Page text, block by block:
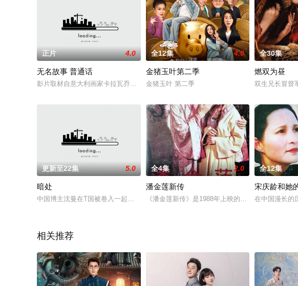
正片 4.0
无名故事 普通话
影片取材自意大利画家卡拉瓦乔著名画作《耶稣的诞生》真实窃盗案件，讲述在电影公司
全12集 4.0
金猪玉叶第二季
金猪玉叶 第二季
全30集
燃双为昼
双生兄长冒督
更新至22集 5.0
暗处
中国博主沈曼在T国被卷入一起诡异命案中，且被当成了嫌疑人，却也因此与当地女警员
全4集 2.0
潘金莲新传
《潘金莲新传》是1988年上映的中国古装剧情剧
全12集
宋庆龄和她
在中国漫长的
相关推荐